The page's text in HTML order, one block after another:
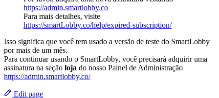
https://admin.smartlobby.co
Para mais detalhes, visite
https://smartLobby.co/help/expired-subscription/
Isso significa que você tem usado a versão de teste do SmartLobby
por mais de um mês.
Para continuar usando o SmartLobby, você precisará adquirir uma
assinatura na seção loja do nosso Painel de Administração
https://admin.smartlobby.co/
Edit page